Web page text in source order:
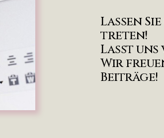
Lassen
treten!
Lasst
Wir
Beiträge!